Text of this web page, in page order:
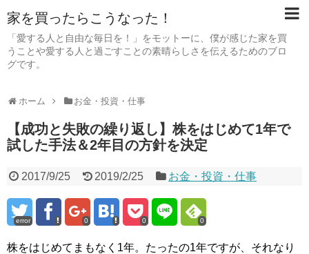
家を買ったらこうなった！
「愛する人と自由な毎日を！」をモットーに、僕が感じた家を買
うことや愛する人と過ごすことの素晴らしさを伝えるためのブロ
グです。
ホーム お金・投資・仕事
【成功と失敗の繰り返し】株をはじめて1年で
試した手法＆2年目の方針を決定
2017/9/25 2019/2/25 お金・投資・仕事
error 0 0 0
株をはじめてまもなく1年。たったの1年ですが、それなり